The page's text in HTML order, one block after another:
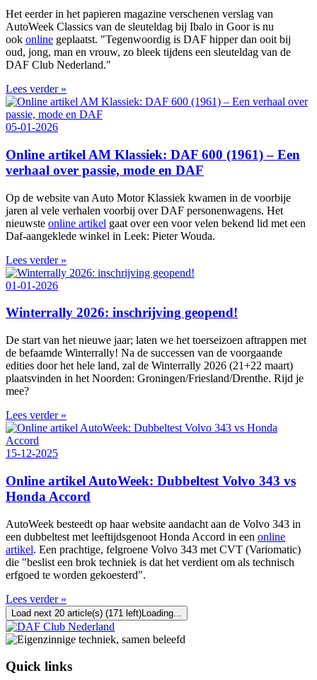
Het eerder in het papieren magazine verschenen verslag van
AutoWeek Classics van de sleuteldag bij Ibalo in Goor is nu
ook online geplaatst. "Tegenwoordig is DAF hipper dan ooit bij
oud, jong, man en vrouw, zo bleek tijdens een sleuteldag van de
DAF Club Nederland."
Lees verder »
05-01-2026
Online artikel AM Klassiek: DAF 600 (1961) – Een
verhaal over passie, mode en DAF
Op de website van Auto Motor Klassiek kwamen in de voorbije
jaren al vele verhalen voorbij over DAF personenwagens. Het
nieuwste online artikel gaat over een voor velen bekend lid met een
Daf-aangeklede winkel in Leek: Pieter Wouda.
Lees verder »
01-01-2026
Winterrally 2026: inschrijving geopend!
De start van het nieuwe jaar; laten we het toerseizoen aftrappen met
de befaamde Winterrally! Na de successen van de voorgaande
edities door het hele land, zal de Winterrally 2026 (21+22 maart)
plaatsvinden in het Noorden: Groningen/Friesland/Drenthe. Rijd je
mee?
Lees verder »
15-12-2025
Online artikel AutoWeek: Dubbeltest Volvo 343 vs
Honda Accord
AutoWeek besteedt op haar website aandacht aan de Volvo 343 in
een dubbeltest met leeftijdsgenoot Honda Accord in een online
artikel. Een prachtige, felgroene Volvo 343 met CVT (Variomatic)
die "beslist een brok techniek is dat het verdient om als technisch
erfgoed te worden gekoesterd".
Lees verder »
Load next 20 article(s) (171 left)Loading...
Quick links